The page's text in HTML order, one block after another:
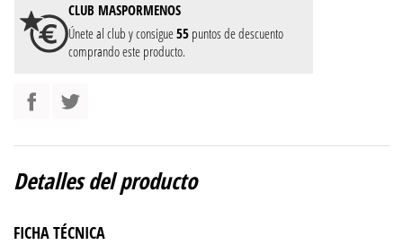
CLUB MASPORMENOS
Únete al club y consigue55 puntos de descuento
comprando este producto.
Detalles del producto
FICHA TÉCNICA